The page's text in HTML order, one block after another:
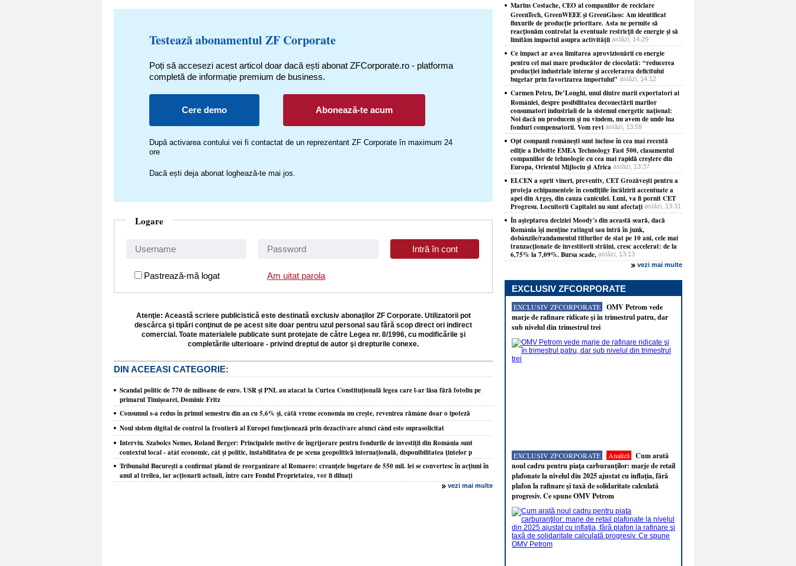
Testează abonamentul ZF Corporate
Poți să accesezi acest articol doar dacă ești abonat ZFCorporate.ro - platforma
completă de informație premium de business.
Cere demo Abonează-te acum
După activarea contului vei fi contactat de un reprezentant ZF Corporate în maximum 24
ore
Dacă ești deja abonat loghează-te mai jos.
Logare
Pastrează-mă logat Am uitat parola
Atenţie: Această scriere publicistică este destinată exclusiv abonaţilor ZF Corporate. Utilizatorii pot
descărca şi tipări conţinut de pe acest site doar pentru uzul personal sau fără scop direct ori indirect
comercial. Toate materialele publicate sunt protejate de către Legea nr. 8/1996, cu modificările şi
completările ulterioare - privind dreptul de autor şi drepturile conexe.
DIN ACEEASI CATEGORIE:
Scandal politic de 770 de milioane de euro. USR şi PNL au atacat la Curtea Constituţională legea care l-ar lăsa fără fotoliu pe
primarul Timişoarei, Dominic Fritz
Consumul s-a redus în primul semestru din an cu 5,6% şi, câtă vreme economia nu creşte, revenirea rămâne doar o ipoteză
Noul sistem digital de control la frontieră al Europei funcţionează prin dezactivare atunci când este suprasolicitat
Interviu. Szabolcs Nemes, Roland Berger: Principalele motive de îngrijorare pentru fondurile de investiţii din România sunt
contextul local - atât economic, cât şi politic, instabilitatea de pe scena geopolitică internaţională, disponibilitatea ţintelor p
Tribunalul Bucureşti a confirmat planul de reorganizare al Romaero: creanţele bugetare de 550 mil. lei se convertesc în acţiuni în
anul al treilea, iar acţionarii actuali, între care Fondul Proprietatea, vor fi diluaţi
vezi mai multe
Marius Costache, CEO al companiilor de reciclare
GreenTech, GreenWEEE şi GreenGlass: Am identificat
fluxurile de producţie prioritare. Asta ne permite să
reacţionăm controlat la eventuale restricţii de energie şi să
limităm impactul asupra activităţii astăzi, 14:29
Ce impact ar avea limitarea aprovizionării cu energie
pentru cel mai mare producător de ciocolată: “reducerea
producţiei industriale interne şi accelerarea deficitului
bugetar prin favorizarea importului” astăzi, 14:12
Carmen Petcu, De’Longhi, unul dintre marii exportatori ai
României, despre posibilitatea deconectării marilor
consumatori industriali de la sistemul energetic naţional:
Noi dacă nu producem şi nu vindem, nu avem de unde lua
fonduri compensatorii. Vom revi astăzi, 13:59
Opt companii româneşti sunt incluse în cea mai recentă
ediţie a Deloitte EMEA Technology Fast 500, clasamentul
companiilor de tehnologie cu cea mai rapidă creştere din
Europa, Orientul Mijlociu şi Africa astăzi, 13:37
ELCEN a oprit vineri, preventiv, CET Grozăveşti pentru a
proteja echipamentele în condiţiile încălzirii accentuate a
apei din Argeş, din cauza caniculei. Luni, va fi pornit CET
Progresu. Locuitorii Capitalei nu sunt afectaţi astăzi, 13:31
În aşteptarea deciziei Moody's din această seară, dacă
România îşi menţine ratingul sau intră în junk,
dobânzile/randamentul titlurilor de stat pe 10 ani, cele mai
tranzacţionate de investitorii străini, cresc accelerat: de la
6,75% la 7,09%. Bursa scade, astăzi, 13:13
vezi mai multe
EXCLUSIV ZFCORPORATE
EXCLUSIV ZFCORPORATE
OMV Petrom vede
marje de rafinare ridicate şi în trimestrul patru, dar
sub nivelul din trimestrul trei
EXCLUSIV ZFCORPORATE Analiză
Cum arată
noul cadru pentru piaţa carburanţilor: marje de retail
plafonate la nivelul din 2025 ajustat cu inflaţia, fără
plafon la rafinare şi taxă de solidaritate calculată
progresiv. Ce spune OMV Petrom